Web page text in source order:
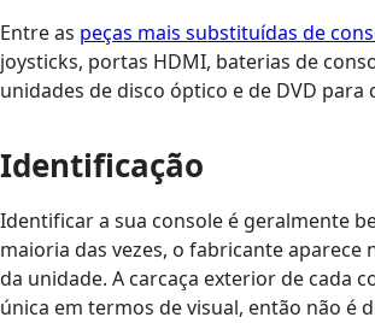
Entre as peças mais substituídas de
joysticks, portas HDMI, baterias de
unidades de disco óptico e de DVD para
Identificação
Identificar a sua console é geralmente
maioria das vezes, o fabricante aparece
da unidade. A carcaça exterior de cada
única em termos de visual, então não é